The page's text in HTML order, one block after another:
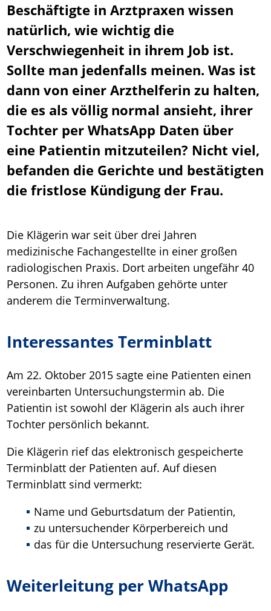
Beschäftigte in Arztpraxen wissen
natürlich, wie wichtig die
Verschwiegenheit in ihrem Job ist.
Sollte man jedenfalls meinen. Was ist
dann von einer Arzthelferin zu halten,
die es als völlig normal ansieht, ihrer
Tochter per WhatsApp Daten über
eine Patientin mitzuteilen? Nicht viel,
befanden die Gerichte und bestätigten
die fristlose Kündigung der Frau.
Die Klägerin war seit über drei Jahren
medizinische Fachangestellte in einer großen
radiologischen Praxis. Dort arbeiten ungefähr 40
Personen. Zu ihren Aufgaben gehörte unter
anderem die Terminverwaltung.
Interessantes Terminblatt
Am 22. Oktober 2015 sagte eine Patienten einen
vereinbarten Untersuchungstermin ab. Die
Patientin ist sowohl der Klägerin als auch ihrer
Tochter persönlich bekannt.
Die Klägerin rief das elektronisch gespeicherte
Terminblatt der Patienten auf. Auf diesen
Terminblatt sind vermerkt:
Name und Geburtsdatum der Patientin,
zu untersuchender Körperbereich und
das für die Untersuchung reservierte Gerät.
Weiterleitung per WhatsApp